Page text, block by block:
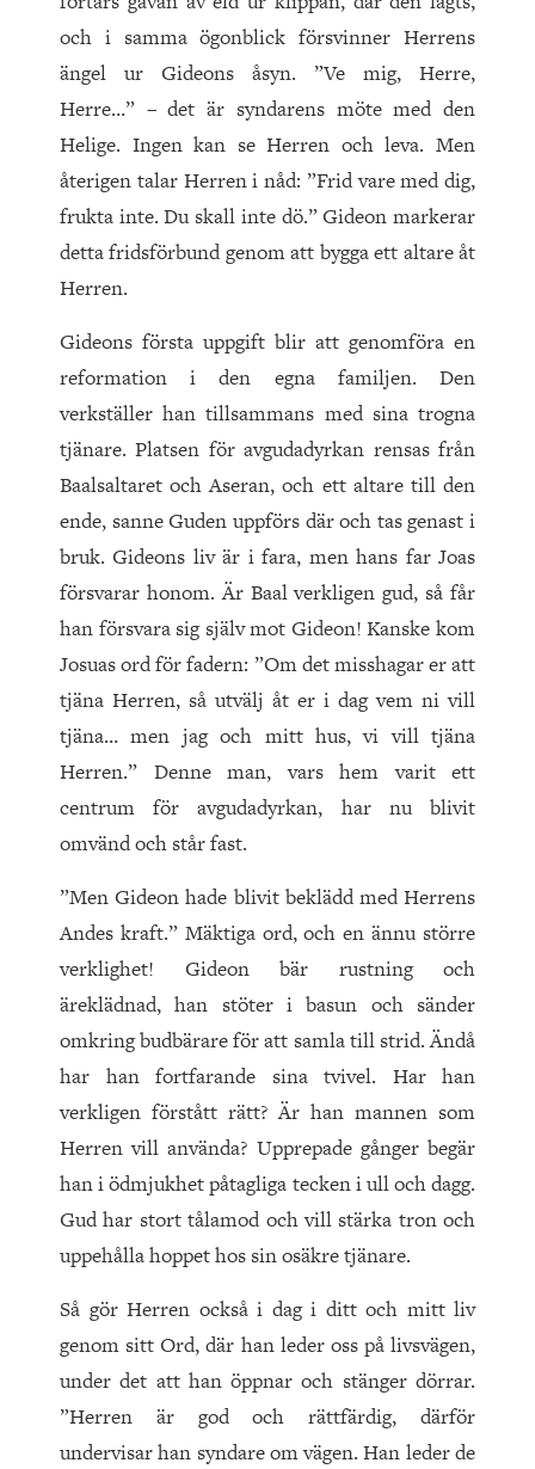
och i samma ögonblick försvinner Herrens
ängel ur Gideons åsyn. ”Ve mig, Herre,
Herre…” – det är syndarens möte med den
Helige. Ingen kan se Herren och leva. Men
återigen talar Herren i nåd: ”Frid vare med dig,
frukta inte. Du skall inte dö.” Gideon markerar
detta fridsförbund genom att bygga ett altare åt
Herren.
Gideons första uppgift blir att genomföra en
reformation i den egna familjen. Den
verkställer han tillsammans med sina trogna
tjänare. Platsen för avgudadyrkan rensas från
Baalsaltaret och Aseran, och ett altare till den
ende, sanne Guden uppförs där och tas genast i
bruk. Gideons liv är i fara, men hans far Joas
försvarar honom. Är Baal verkligen gud, så får
han försvara sig själv mot Gideon! Kanske kom
Josuas ord för fadern: ”Om det misshagar er att
tjäna Herren, så utvälj åt er i dag vem ni vill
tjäna… men jag och mitt hus, vi vill tjäna
Herren.” Denne man, vars hem varit ett
centrum för avgudadyrkan, har nu blivit
omvänd och står fast.
”Men Gideon hade blivit beklädd med Herrens
Andes kraft.” Mäktiga ord, och en ännu större
verklighet! Gideon bär rustning och
äreklädnad, han stöter i basun och sänder
omkring budbärare för att samla till strid. Ändå
har han fortfarande sina tvivel. Har han
verkligen förstått rätt? Är han mannen som
Herren vill använda? Upprepade gånger begär
han i ödmjukhet påtagliga tecken i ull och dagg.
Gud har stort tålamod och vill stärka tron och
uppehålla hoppet hos sin osäkre tjänare.
Så gör Herren också i dag i ditt och mitt liv
genom sitt Ord, där han leder oss på livsvägen,
under det att han öppnar och stänger dörrar.
”Herren är god och rättfärdig, därför
undervisar han syndare om vägen. Han leder de